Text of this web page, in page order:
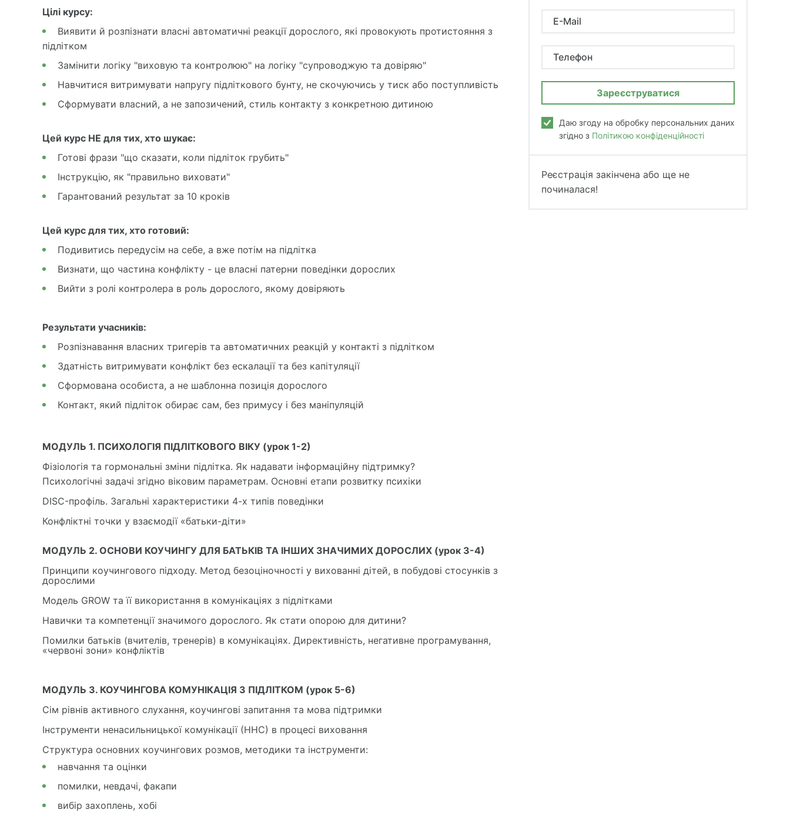
-
в
а
ш
ш
х
а
а
й
т
Цілі курсу:
Виявити й розпізнати власні автоматичні реакції дорослого, які провокують протистояння з
підлітком
Замінити логіку "виховую та контролюю" на логіку "супроводжую та довіряю"
Навчитися витримувати напругу підліткового бунту, не скочуючись у тиск або поступливість
Сформувати власний, а не запозичений, стиль контакту з конкретною дитиною
Цей курс НЕ для тих, хто шукає:
Готові фрази "що сказати, коли підліток грубить"
Інструкцію, як "правильно виховати"
Гарантований результат за 10 кроків
Цей курс для тих, хто готовий:
Подивитись передусім на себе, а вже потім на підлітка
Визнати, що частина конфлікту - це власні патерни поведінки дорослих
Вийти з ролі контролера в роль дорослого, якому довіряють
Результати учасників:
Розпізнавання власних тригерів та автоматичних реакцій у контакті з підлітком
Здатність витримувати конфлікт без ескалації та без капітуляції
Сформована особиста, а не шаблонна позиція дорослого
Контакт, який підліток обирає сам, без примусу і без маніпуляцій
МОДУЛЬ 1. ПСИХОЛОГІЯ ПІДЛІТКОВОГО ВІКУ (урок 1-2)
Фізіологія та гормональні зміни підлітка. Як надавати інформаційну підтримку?
Психологічні задачі згідно віковим параметрам. Основні етапи розвитку психіки
DISC-профіль. Загальні характеристики 4-х типів поведінки
Конфліктні точки у взаємодії «батьки-діти»
МОДУЛЬ 2. ОСНОВИ КОУЧИНГУ ДЛЯ БАТЬКІВ ТА ІНШИХ ЗНАЧИМИХ ДОРОСЛИХ (урок 3-4)
Принципи коучингового підходу. Метод безоціночності у вихованні дітей, в побудові стосунків з
дорослими
Модель GROW та її використання в комунікаціях з підлітками
Навички та компетенції значимого дорослого. Як стати опорою для дитини?
Помилки батьків (вчителів, тренерів) в комунікаціях. Директивність, негативне програмування,
«червоні зони» конфліктів
МОДУЛЬ 3. КОУЧИНГОВА КОМУНІКАЦІЯ З ПІДЛІТКОМ (урок 5-6)
Сім рівнів активного слухання, коучингові запитання та мова підтримки
Інструменти ненасильницької комунікації (ННС) в процесі виховання
Структура основних коучингових розмов, методики та інструменти:
навчання та оцінки
помилки, невдачі, факапи
вибір захоплень, хобі
E-Mail
Телефон
Даю згоду на обробку персональних даних
згідно з Політикою конфіденційності
Реєстрація закінчена або ще не
починалася!